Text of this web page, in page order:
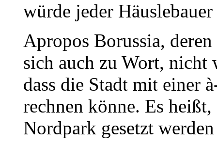
würde jeder
Apropos Borussia,
sich auch zu Wort,
dass die Stadt mit einer
rechnen könne. Es
Nordpark gesetzt